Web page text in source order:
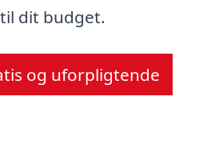
dit budget.
og uforpligtende